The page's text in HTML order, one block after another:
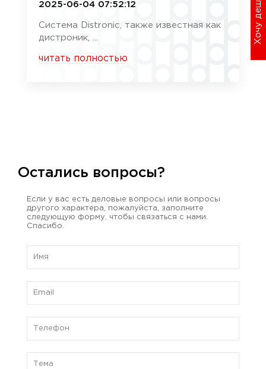
2025-06-04 07:52:12
Система Distronic, также известная как
дистроник, ...
читать полностью
Остались вопросы?
Если у вас есть деловые вопросы или вопросы
другого характера, пожалуйста, заполните
следующую форму, чтобы связаться с нами.
Спасибо.